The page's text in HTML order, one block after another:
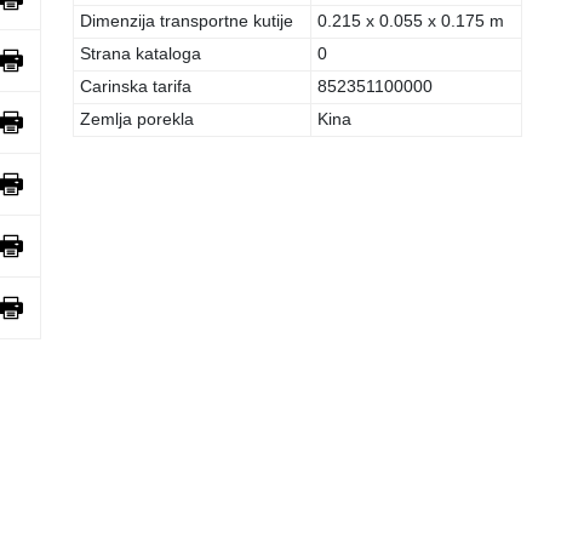
Dimenzija transportne kutije
0.215 x 0.055 x 0.175 m
Strana kataloga
0
Carinska tarifa
852351100000
Zemlja porekla
Kina